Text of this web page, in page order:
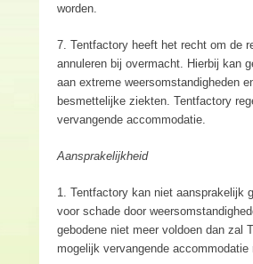
worden.
7. Tentfactory heeft het recht om de
annuleren bij overmacht. Hierbij kan
aan extreme weersomstandigheden
besmettelijke ziekten. Tentfactory
vervangende accommodatie.
Aansprakelijkheid
1. Tentfactory kan niet aansprakelijk
voor schade door
gebodene niet meer voldoen dan zal
mogelijk vervangende accommodatie